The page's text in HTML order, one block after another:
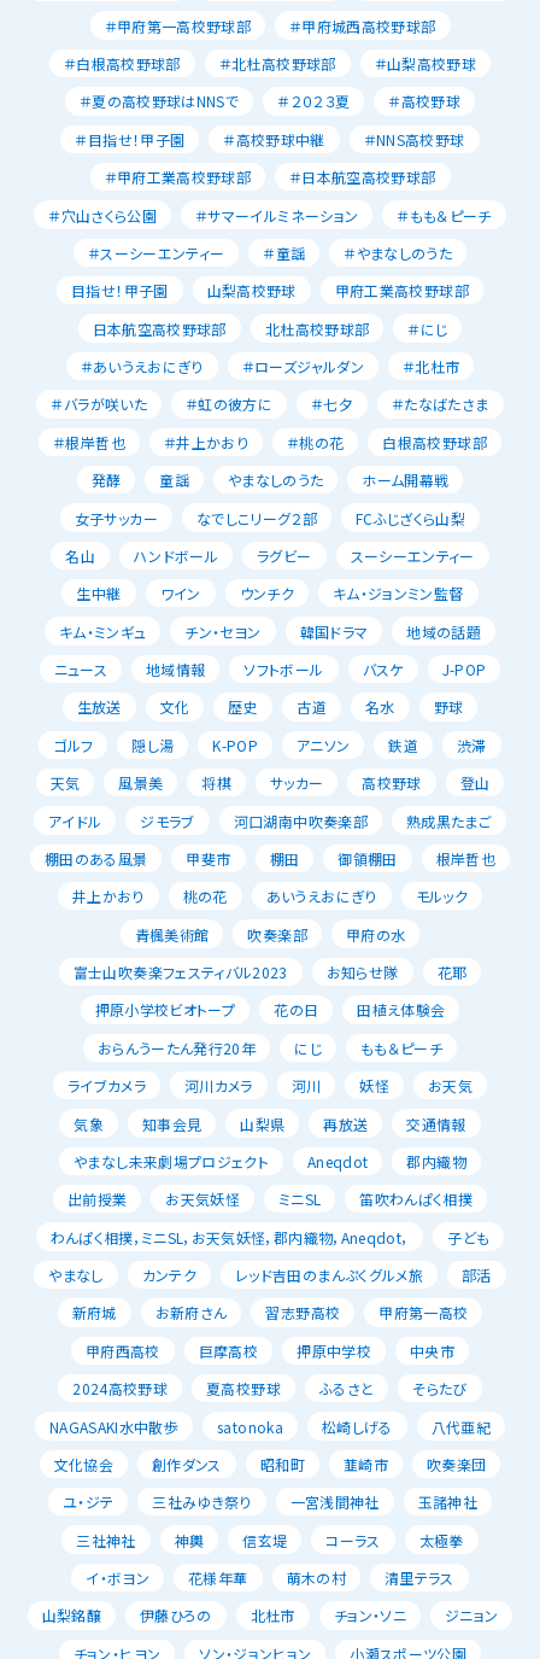
＃甲府第一高校野球部
＃甲府城西高校野球部
＃白根高校野球部
＃北杜高校野球部
＃山梨高校野球
＃夏の高校野球はNNSで
＃２０２３夏
＃高校野球
＃目指せ！甲子園
＃高校野球中継
＃NNS高校野球
＃甲府工業高校野球部
＃日本航空高校野球部
＃穴山さくら公園
＃サマーイルミネーション
＃もも＆ピーチ
＃スーシーエンティー
＃童謡
＃やまなしのうた
目指せ！甲子園
山梨高校野球
甲府工業高校野球部
日本航空高校野球部
北杜高校野球部
＃にじ
＃あいうえおにぎり
＃ローズジャルダン
＃北杜市
＃バラが咲いた
＃虹の彼方に ＃七夕
＃たなばたさま
＃根岸哲也
＃井上かおり ＃桃の花
白根高校野球部
発酵
童謡 やまなしのうた
ホーム開幕戦
女子サッカー
なでしこリーグ２部
FCふじざくら山梨
名山
ハンドボール ラグビー
スーシーエンティー
生中継
ワイン ウンチク
キム・ジョンミン監督
キム・ミンギュ
チン・セヨン 韓国ドラマ
地域の話題
ニュース
地域情報 ソフトボール バスケ
J-POP
生放送
文化 歴史 古道 名水
野球
ゴルフ
隠し湯 K-POP アニソン 鉄道
渋滞
天気
風景美 将棋 サッカー 高校野球
登山
アイドル
ジモラブ 河口湖南中吹奏楽部
熟成黒たまご
棚田のある風景
甲斐市 棚田 御領棚田
根岸哲也
井上かおり
桃の花 あいうえおにぎり
モルック
青楓美術館
吹奏楽部
甲府の水
富士山吹奏楽フェスティバル2023
お知らせ隊
花耶
押原小学校ビオトープ
花の日
田植え体験会
おらんうーたん発行20年
にじ
もも＆ピーチ
ライブカメラ
河川カメラ 河川 妖怪
お天気
気象
知事会見 山梨県 再放送
交通情報
やまなし未来劇場プロジェクト
Aneqdot
郡内織物
出前授業
お天気妖怪 ミニSL
笛吹わんぱく相撲
わんぱく相撲，ミニSL，お天気妖怪，郡内織物，Aneqdot，
子ども
やまなし
カンテク レッド吉田のまんぷくグルメ旅
部活
新府城
お新府さん 習志野高校
甲府第一高校
甲府西高校
巨摩高校 押原中学校
中央市
2024高校野球
夏高校野球 ふるさと
そらたび
NAGASAKI水中散歩
satonoka 松崎しげる
八代亜紀
文化協会
創作ダンス 昭和町 韮崎市
吹奏楽団
ユ・ジテ
三社みゆき祭り 一宮浅間神社
玉諸神社
三社神社
神輿 信玄堤 コーラス
太極拳
イ・ボヨン
花様年華 萌木の村
清里テラス
山梨銘醸
伊藤ひろの 北杜市 チョン・ソニ
ジニョン
チョン・ヒヨン
ソン・ジョンヒョン 小瀬スポーツ公園